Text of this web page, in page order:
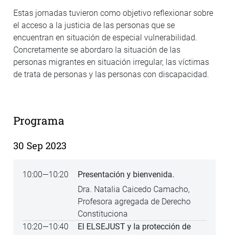
Estas jornadas tuvieron como objetivo reflexionar sobre
el acceso a la justicia de las personas que se
encuentran en situación de especial vulnerabilidad.
Concretamente se abordaro la situación de las
personas migrantes en situación irregular, las víctimas
de trata de personas y las personas con discapacidad.
Programa
30 Sep 2023
10:00—10:20
Presentación y bienvenida.
Dra. Natalia Caicedo Camacho,
Profesora agregada de Derecho
Constituciona
10:20—10:40
El ELSEJUST y la protección de